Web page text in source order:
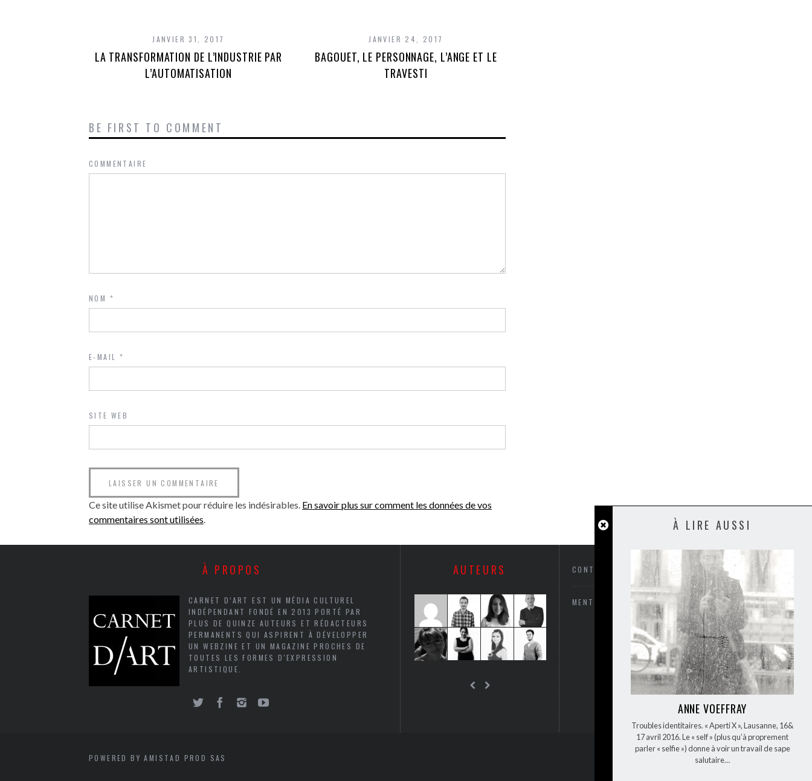
JANVIER 31, 2017
LA TRANSFORMATION DE L’INDUSTRIE PAR
L’AUTOMATISATION
JANVIER 24, 2017
BAGOUET, LE PERSONNAGE, L’ANGE ET LE
TRAVESTI
BE FIRST TO COMMENT
COMMENTAIRE
NOM *
E-MAIL *
SITE WEB
Ce site utilise Akismet pour réduire les indésirables. En savoir plus sur comment les données de vos
commentaires sont utilisées. À LIRE AUSSI
ANNE VOEFFRAY
Troubles identitaires. « Aperti X », Lausanne, 16&
17 avril 2016. Le « self » (plus qu’à proprement
parler « selfie ») donne à voir un travail de sape
salutaire…
À PROPOS
CARNET D’ART EST UN MÉDIA CULTUREL
INDÉPENDANT FONDÉ EN 2013 PORTÉ PAR
PLUS DE QUINZE AUTEURS ET RÉDACTEURS
PERMANENTS QUI ASPIRENT À DÉVELOPPER
UN WEBZINE ET UN MAGAZINE PROCHES DE
TOUTES LES FORMES D'EXPRESSION
ARTISTIQUE.
AUTEURS CONTACTEZ-NOUS
MENTIONS LÉGALES
POWERED BY AMISTAD PROD SAS